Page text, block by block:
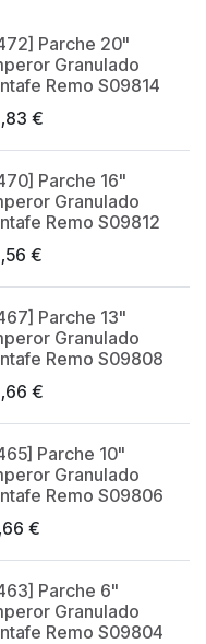
Parche 20"
Granulado
Remo S09814
€
Parche 16"
Granulado
Remo S09812
€
Parche 13"
Granulado
Remo S09808
€
Parche 10"
Granulado
Remo S09806
€
Parche 6"
Granulado
Remo S09804